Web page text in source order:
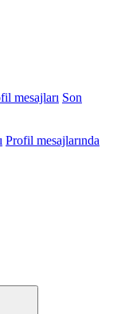
mesajları Son
Profil mesajlarında